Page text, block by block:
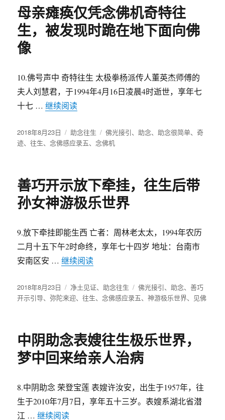
母亲瘫痪仅凭念佛机奇特往
生，被发现时跪在地下面向佛
像
10.佛号声中 奇特往生 太极拳杨派传人董英杰师傅的
夫人刘慧君，于1994年4月16日凌晨4时逝世，享年七
十七 …继续阅读
发
布
2018年8月23日
分
类
助念往生
标
签
佛光接引、助念、助念很简单、奇
迹、往生、念佛感应录五、念佛机
善巧开示放下牵挂，往生后带
孙女神游极乐世界
9.放下牵挂即能生西 亡者：周林老太太，1994年农历
二月十五下午2时命终，享年七十四岁 地址：台南市
安南区安 …继续阅读
发
布
2018年8月23日
分
类
净土见证、助念往生
标
签
佛光接引、助念、善巧
开示引导、弥陀来迎、往生、念佛感应录五、神游极乐世界、 见佛
中阴助念表嫂往生极乐世界，
梦中回来给亲人治病
8.中阴助念 荣登宝莲 表嫂许汝安，出生于1957年，往
生于2010年7月7日，享年五十三岁。表嫂系湖北省潜
江 …继续阅读